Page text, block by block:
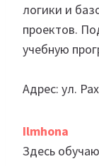
логики и
проектов.
учебную
Адрес: ул.
Ilmhona
Здесь